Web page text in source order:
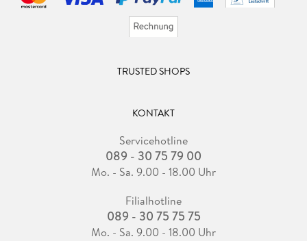
TRUSTED SHOPS
KONTAKT
Servicehotline
089 - 30 75 79 00
Mo. - Sa. 9.00 - 18.00 Uhr
Filialhotline
089 - 30 75 75 75
Mo. - Sa. 9.00 - 18.00 Uhr